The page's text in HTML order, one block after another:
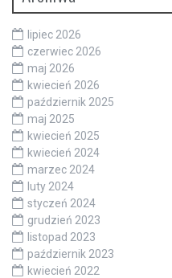
lipiec 2026
czerwiec 2026
maj 2026
kwiecień 2026
październik 2025
maj 2025
kwiecień 2025
kwiecień 2024
marzec 2024
luty 2024
styczeń 2024
grudzień 2023
listopad 2023
październik 2023
kwiecień 2022